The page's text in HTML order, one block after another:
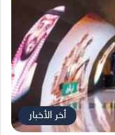
أخر الأخبار